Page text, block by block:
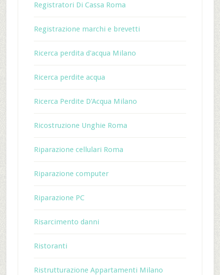
Registratori Di Cassa Roma
Registrazione marchi e brevetti
Ricerca perdita d'acqua Milano
Ricerca perdite acqua
Ricerca Perdite D'Acqua Milano
Ricostruzione Unghie Roma
Riparazione cellulari Roma
Riparazione computer
Riparazione PC
Risarcimento danni
Ristoranti
Ristrutturazione Appartamenti Milano